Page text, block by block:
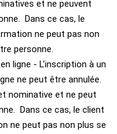
et ne peuvent
Dans ce cas, le
ne peut pas non
personne.
ligne - L’inscription à un
ne peut être annulée.
nominative et ne peut
Dans ce cas, le client
ne peut pas non plus se